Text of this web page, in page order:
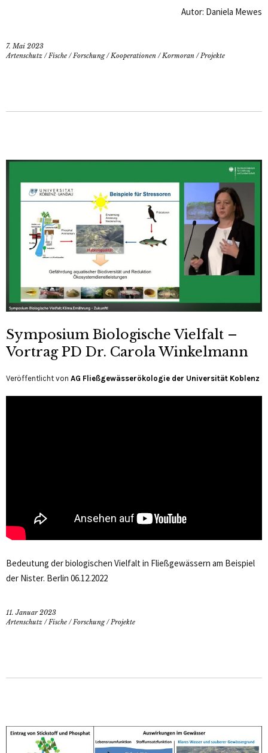
Autor: Daniela Mewes
7. Mai 2023
Artenschutz /Fische /Forschung/Kooperationen /Kormoran /Projekte
Symposium Biologische Vielfalt –
Vortrag PD Dr. Carola Winkelmann
Veröffentlicht von AG Fließgewässerökologie der Universität Koblenz
Bedeutung der biologischen Vielfalt in Fließgewässern am Beispiel
der Nister. Berlin 06.12.2022
11. Januar 2023
Artenschutz /Fische /Forschung/Projekte